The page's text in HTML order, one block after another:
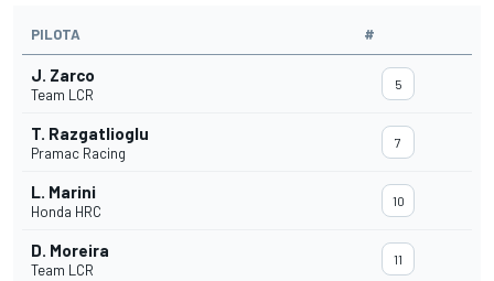
PILOTA #
J. Zarco
Team LCR
5
T. Razgatlioglu
Pramac Racing
7
L. Marini
Honda HRC
10
D. Moreira
Team LCR
11